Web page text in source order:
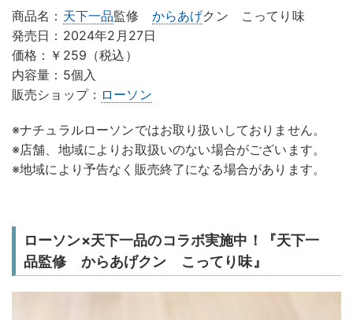
商品名： 天下一品監修 からあげクン こってり味
発売日：2024年2月27日
価格：￥259（税込）
内容量：5個入
販売ショップ： ローソン
※ナチュラルローソンではお取り扱いしておりません。
※店舗、地域によりお取扱いのない場合がございます。
※地域により予告なく販売終了になる場合があります。
ローソン×天下一品のコラボ実施中！『天下一
品監修 からあげクン こってり味』